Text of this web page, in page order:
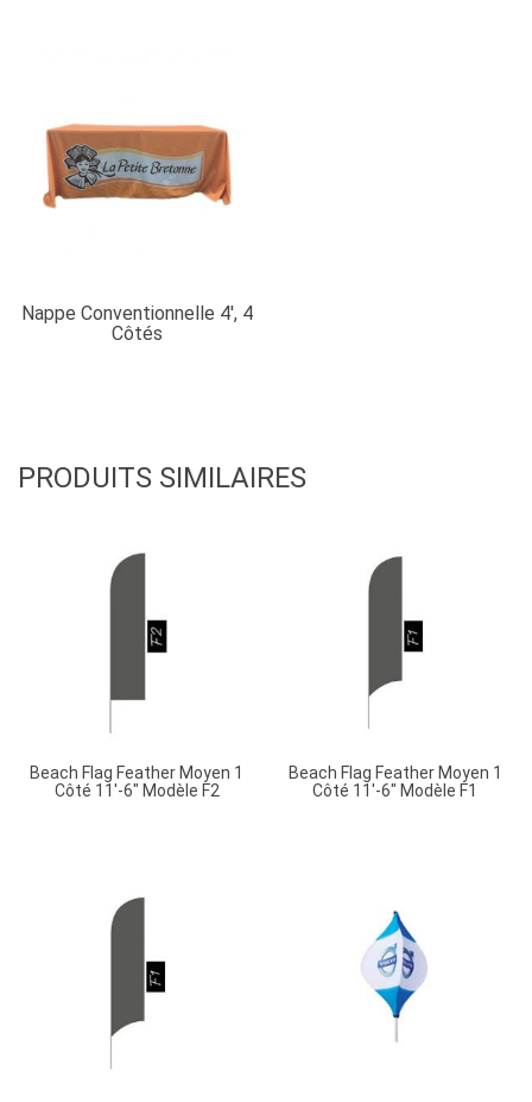
Nappe Conventionnelle 4′, 4
Côtés
PRODUITS SIMILAIRES
Beach Flag Feather Moyen 1
Côté 11′-6″ Modèle F2
Beach Flag Feather Moyen 1
Côté 11′-6″ Modèle F1